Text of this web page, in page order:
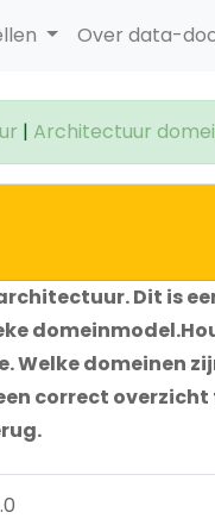
Over data-
| Architectuur
Dit is
domeinen
correct